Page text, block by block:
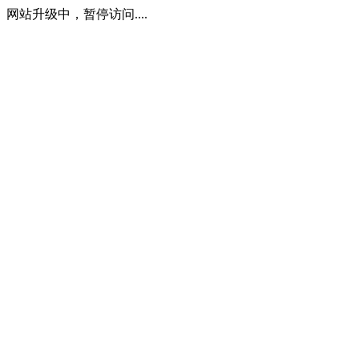
网站升级中，暂停访问....